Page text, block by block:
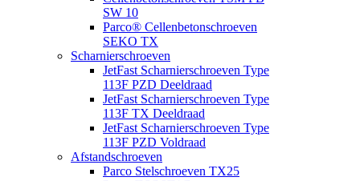
SW 10
Parco® Cellenbetonschroeven
SEKO TX
Scharnierschroeven
JetFast Scharnierschroeven Type
113F PZD Deeldraad
JetFast Scharnierschroeven Type
113F TX Deeldraad
JetFast Scharnierschroeven Type
113F PZD Voldraad
Afstandschroeven
Parco Stelschroeven TX25